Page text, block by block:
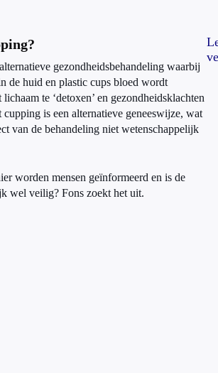
gezondheidsbehandeling waarbij
de huid en plastic cups bloed wordt
te ‘detoxen’ en gezondheidsklachten
cupping is een alternatieve geneeswijze, wat
van de behandeling niet wetenschappelijk
worden mensen geïnformeerd en is de
wel veilig? Fons zoekt het uit.